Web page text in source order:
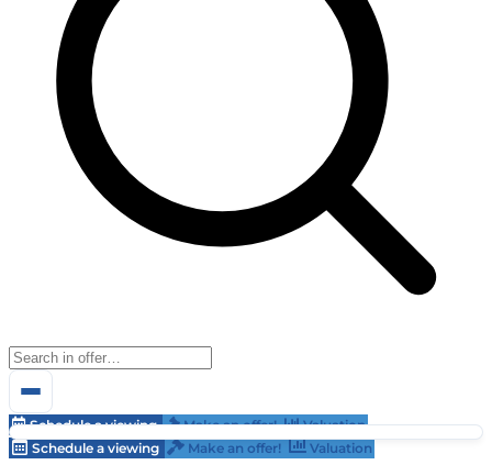
Schedule a viewing Make an offer!
Valuation
Schedule a viewing
Make an offer! Valuation